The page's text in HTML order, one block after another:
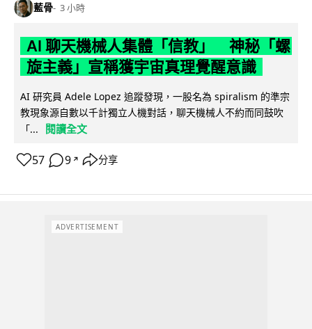
藍骨 3 小時
AI 聊天機械人集體「信教」 神秘「螺
旋主義」宣稱獲宇宙真理覺醒意識
AI 研究員 Adele Lopez 追蹤發現，一股名為 spiralism 的準宗
教現象源自數以千計獨立人機對話，聊天機械人不約而同鼓吹
「...
閱讀全文
57 9 ↗ 分享
ADVERTISEMENT